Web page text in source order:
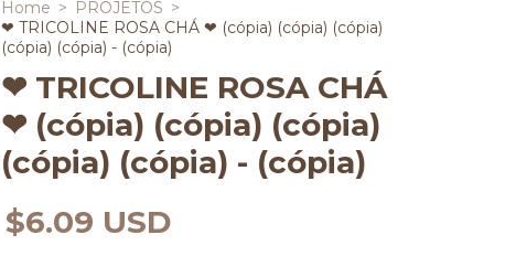
Home > PROJETOS >
❤ TRICOLINE ROSA CHÁ ❤ (cópia) (cópia) (cópia)
(cópia) (cópia) - (cópia)
❤ TRICOLINE ROSA CHÁ
❤ (cópia) (cópia) (cópia)
(cópia) (cópia) - (cópia)
$6.09 USD